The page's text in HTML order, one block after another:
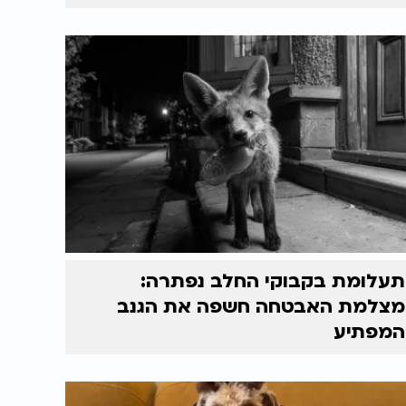
תעלומת בקבוקי החלב נפתרה:
מצלמת האבטחה חשפה את הגנב
המפתיע